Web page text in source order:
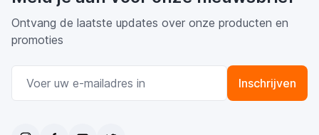
Ontvang de laatste updates over onze producten en
promoties
Inschrijven